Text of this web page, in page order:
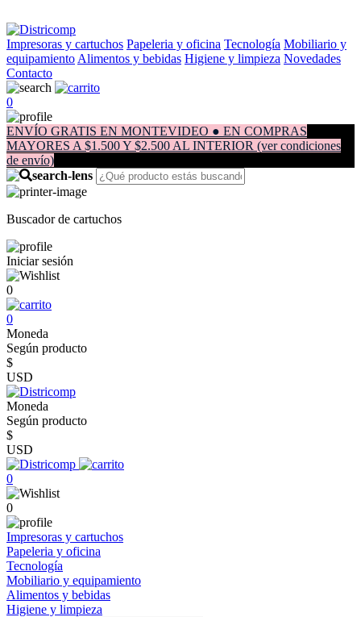
Impresoras y cartuchos Papeleria y oficina Tecnología Mobiliario y
equipamiento Alimentos y bebidas Higiene y limpieza Novedades
Contacto
0
ENVÍO GRATIS EN MONTEVIDEO ● EN COMPRAS
MAYORES A $1.500 Y $2.500 AL INTERIOR (ver condiciones
de envío)
Buscador de cartuchos
Iniciar sesión
0
0
Moneda
Según producto
$
USD
Moneda
Según producto
$
USD
0
0
Impresoras y cartuchos
Papeleria y oficina
Tecnología
Mobiliario y equipamiento
Alimentos y bebidas
Higiene y limpieza